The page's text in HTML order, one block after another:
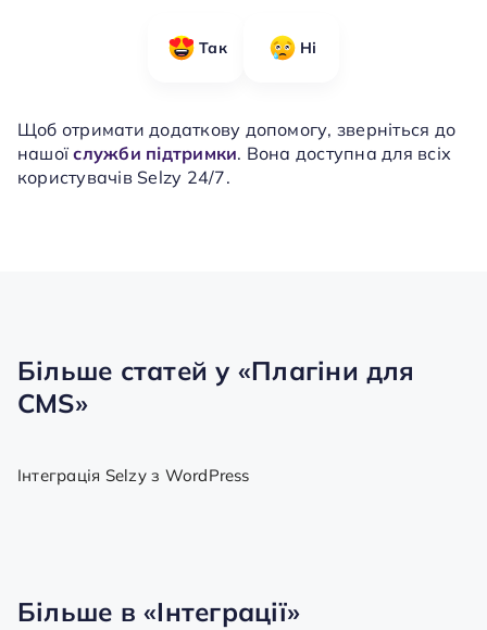
Так Ні
Щоб отримати додаткову допомогу, зверніться до
нашоїслужби підтримки. Вона доступна для всіх
користувачів Selzy 24/7.
Більше статей у «Плагіни для
CMS»
Інтеграція Selzy з WordPress
Більше в«Інтеграції»